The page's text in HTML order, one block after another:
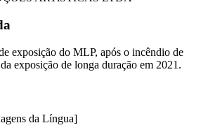
exposição do MLP, após o incêndio de
exposição de longa duração em 2021.
da Língua]